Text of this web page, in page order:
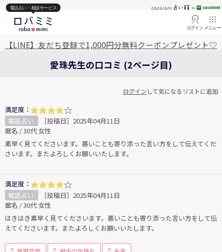
電話占い・相談サービス
ログイン メニュー
【LINE】友だち登録で1,000円分無料クーポンプレゼント♡
愛珠先生の口コミ (2ページ目)
ログイン して気になるリストに追加
満足度：
電話占い
［投稿日］2025年04月11日
匿名 / 30代 女性
素早く見てくださいます。悪いことも寄り添った言い方をして伝えてくだ
さいます。またよろしくお願いいたします。
満足度：
電話占い
［投稿日］2025年04月11日
匿名 / 30代 女性
はきはき素早く見てくださいます。悪いことも寄り添った言い方をして伝
えてくださいます。またよろしくお願いいたします。